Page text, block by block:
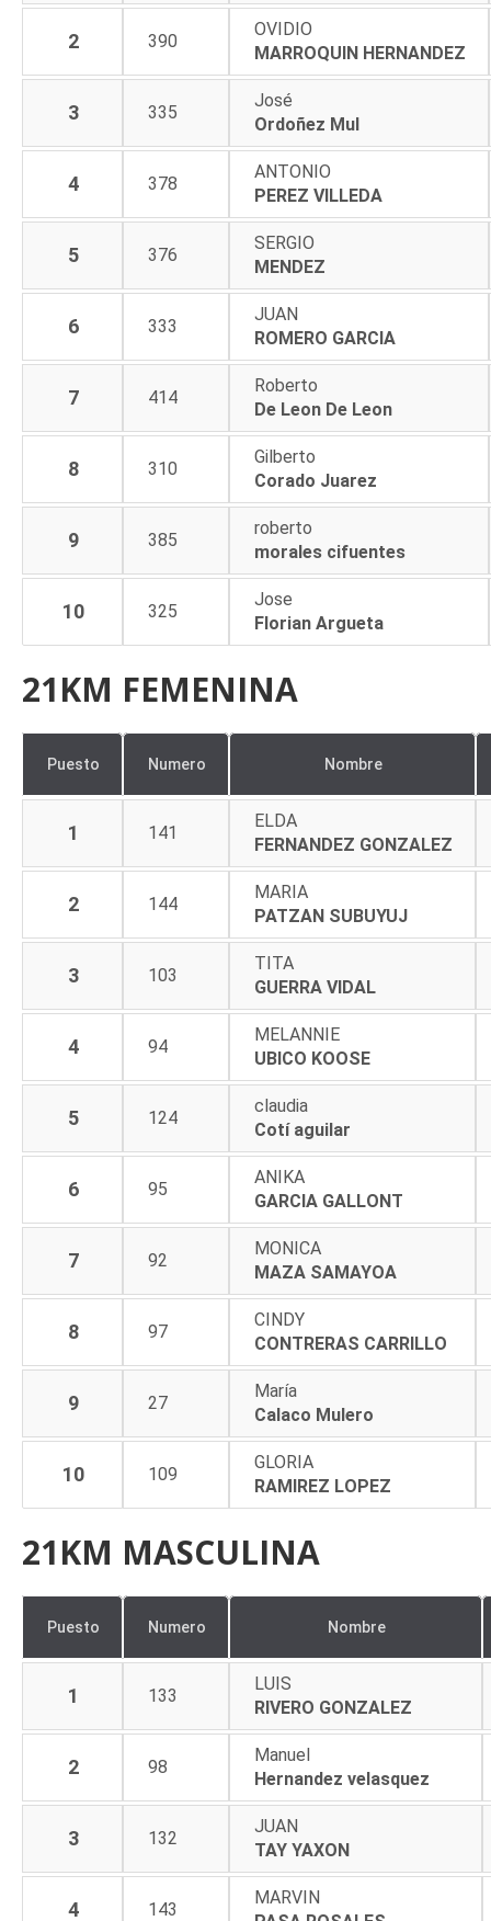
2 390
OVIDIO
MARROQUIN HERNANDEZ
3 335
José
Ordoñez Mul
4 378
ANTONIO
PEREZ VILLEDA
5 376
SERGIO
MENDEZ
6 333
JUAN
ROMERO GARCIA
7 414
Roberto
De Leon De Leon
8 310
Gilberto
Corado Juarez
9 385
roberto
morales cifuentes
10 325
Jose
Florian Argueta
21KM FEMENINA
Puesto Numero Nombre
1 141
ELDA
FERNANDEZ GONZALEZ
2 144
MARIA
PATZAN SUBUYUJ
3 103
TITA
GUERRA VIDAL
4 94
MELANNIE
UBICO KOOSE
5 124
claudia
Cotí aguilar
6 95
ANIKA
GARCIA GALLONT
7 92
MONICA
MAZA SAMAYOA
8 97
CINDY
CONTRERAS CARRILLO
9 27
María
Calaco Mulero
10 109
GLORIA
RAMIREZ LOPEZ
21KM MASCULINA
Puesto Numero Nombre
1 133
LUIS
RIVERO GONZALEZ
2 98
Manuel
Hernandez velasquez
3 132
JUAN
TAY YAXON
4 143
MARVIN